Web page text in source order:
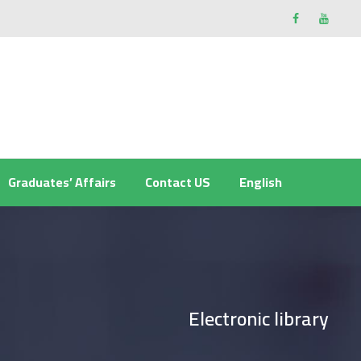
Graduates’ Affairs Contact US English
Electronic library